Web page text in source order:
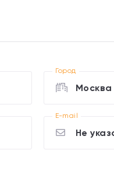
Город
Москва
E-mail
Не